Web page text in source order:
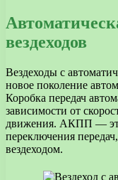
вездеходов
Вездеходы с
новое поколение
Коробка передач
зависимости от
движения. АКПП —
переключения
вездеходом.